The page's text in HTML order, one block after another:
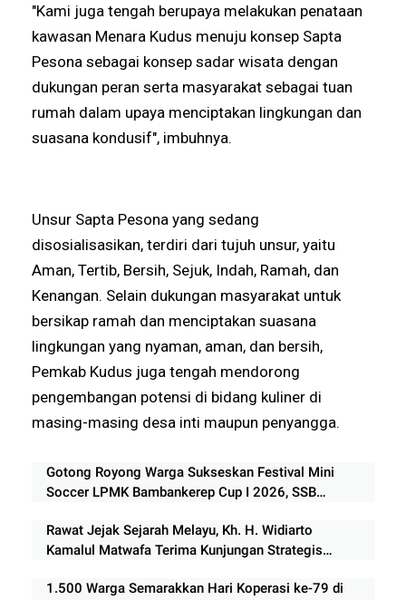
"Kami juga tengah berupaya melakukan penataan
kawasan Menara Kudus menuju konsep Sapta
Pesona sebagai konsep sadar wisata dengan
dukungan peran serta masyarakat sebagai tuan
rumah dalam upaya menciptakan lingkungan dan
suasana kondusif", imbuhnya.
Unsur Sapta Pesona yang sedang
disosialisasikan, terdiri dari tujuh unsur, yaitu
Aman, Tertib, Bersih, Sejuk, Indah, Ramah, dan
Kenangan. Selain dukungan masyarakat untuk
bersikap ramah dan menciptakan suasana
lingkungan yang nyaman, aman, dan bersih,
Pemkab Kudus juga tengah mendorong
pengembangan potensi di bidang kuliner di
masing-masing desa inti maupun penyangga.
Gotong Royong Warga Sukseskan Festival Mini
Soccer LPMK Bambankerep Cup I 2026, SSB
Rawat Jejak Sejarah Melayu, Kh. H. Widiarto
Kamalul Matwafa Terima Kunjungan Strategis
1.500 Warga Semarakkan Hari Koperasi ke-79 di